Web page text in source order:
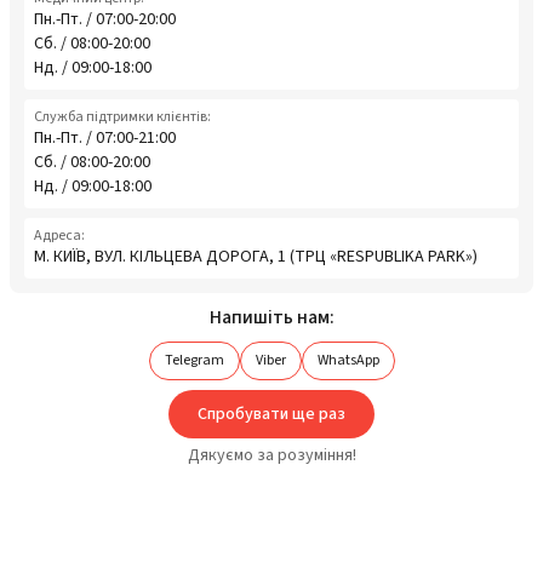
Пн.-Пт. / 07:00-20:00
Сб. / 08:00-20:00
Нд. / 09:00-18:00
Служба підтримки клієнтів:
Пн.-Пт. / 07:00-21:00
Сб. / 08:00-20:00
Нд. / 09:00-18:00
Адреса:
М. КИЇВ, ВУЛ. КІЛЬЦЕВА ДОРОГА, 1 (ТРЦ «RESPUBLIKA PARK»)
Напишіть нам:
Telegram Viber WhatsApp
Спробувати ще раз
Дякуємо за розуміння!